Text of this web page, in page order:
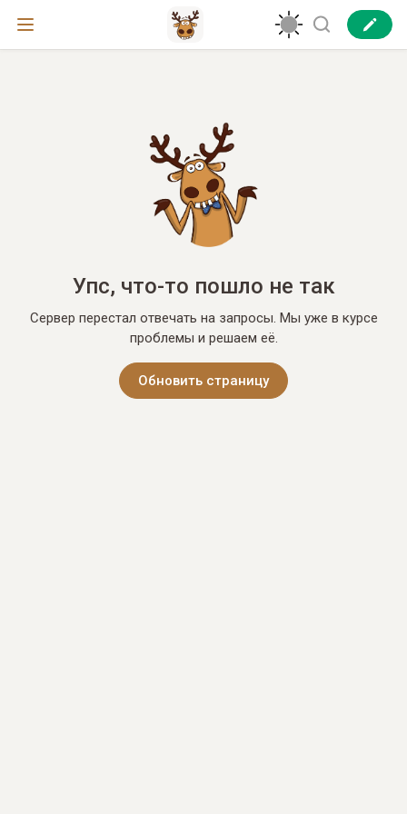
Упс, что-то пошло не так
Сервер перестал отвечать на запросы. Мы уже в курсе
проблемы и решаем её.
Обновить страницу